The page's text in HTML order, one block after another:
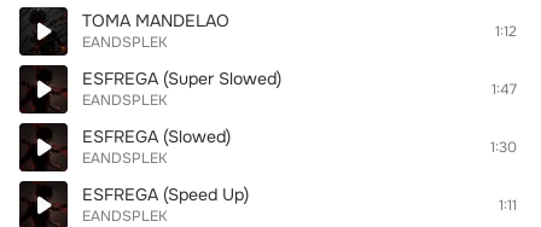
TOMA MANDELAO
EANDSPLEK
1:12
ESFREGA (Super Slowed)
EANDSPLEK
1:47
ESFREGA (Slowed)
EANDSPLEK
1:30
ESFREGA (Speed Up)
EANDSPLEK
1:11